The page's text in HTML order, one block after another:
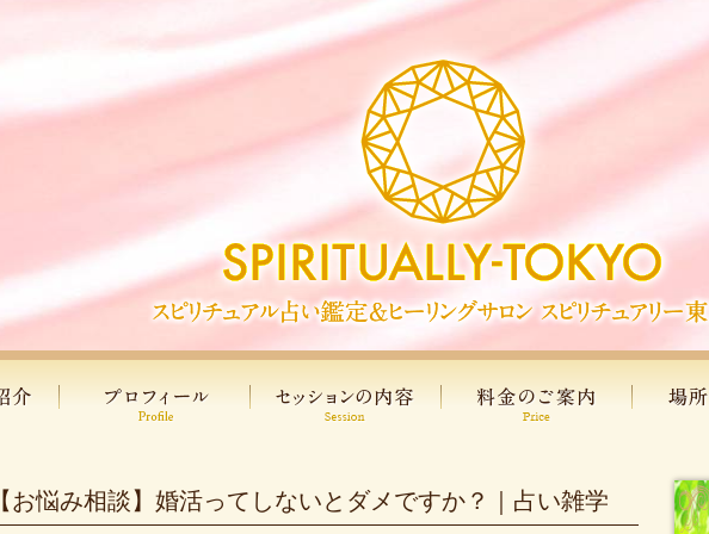
【お悩み相談】婚活ってしないとダメですか？｜占い雑学